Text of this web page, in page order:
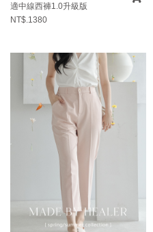
適中線西褲1.0升級版
NT$.1380